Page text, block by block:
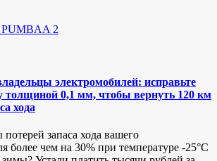
электромобилей: исправьте
толщиной 0,1 мм, чтобы вернуть 120 км
хода
потерей запаса хода вашего
более чем на 30% при температуре -25°C